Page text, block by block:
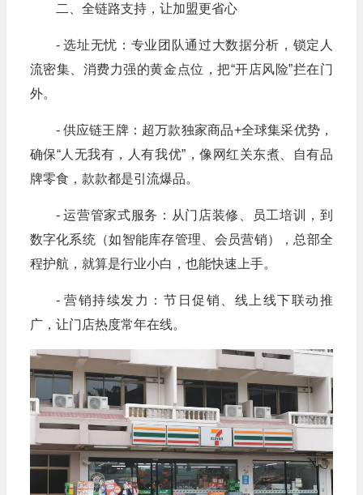
二、全链路支持，让加盟更省心
- 选址无忧：专业团队通过大数据分析，锁定人
流密集、消费力强的黄金点位，把“开店风险”拦在门
外。
- 供应链王牌：超万款独家商品+全球集采优势，
确保“人无我有，人有我优”，像网红关东煮、自有品
牌零食，款款都是引流爆品。
- 运营管家式服务：从门店装修、员工培训，到
数字化系统（如智能库存管理、会员营销），总部全
程护航，就算是行业小白，也能快速上手。
- 营销持续发力：节日促销、线上线下联动推
广，让门店热度常年在线。